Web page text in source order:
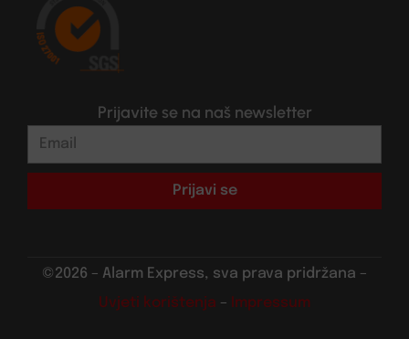
Prijavite se na naš newsletter
Prijavi se
©2026 – Alarm Express, sva prava pridržana –
Uvjeti korištenja – Impressum